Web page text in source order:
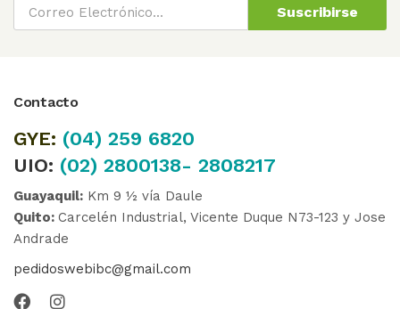
Suscribirse
Contacto
GYE: (04) 259 6820
UIO: (02) 2800138- 2808217
Guayaquil: Km 9 ½ vía Daule
Quito: Carcelén Industrial, Vicente Duque N73-123 y Jose
Andrade
pedidoswebibc@gmail.com